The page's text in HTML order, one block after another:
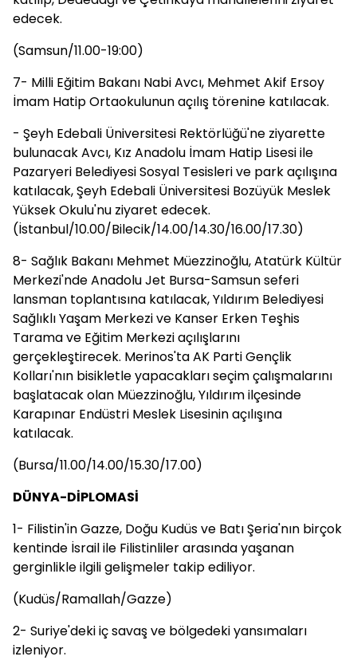
edecek.
(Samsun/11.00-19:00)
7- Milli Eğitim Bakanı Nabi Avcı, Mehmet Akif Ersoy
İmam Hatip Ortaokulunun açılış törenine katılacak.
- Şeyh Edebali Üniversitesi Rektörlüğü'ne ziyarette
bulunacak Avcı, Kız Anadolu İmam Hatip Lisesi ile
Pazaryeri Belediyesi Sosyal Tesisleri ve park açılışına
katılacak, Şeyh Edebali Üniversitesi Bozüyük Meslek
Yüksek Okulu'nu ziyaret edecek.
(İstanbul/10.00/Bilecik/14.00/14.30/16.00/17.30)
8- Sağlık Bakanı Mehmet Müezzinoğlu, Atatürk Kültür
Merkezi'nde Anadolu Jet Bursa-Samsun seferi
lansman toplantısına katılacak, Yıldırım Belediyesi
Sağlıklı Yaşam Merkezi ve Kanser Erken Teşhis
Tarama ve Eğitim Merkezi açılışlarını
gerçekleştirecek. Merinos'ta AK Parti Gençlik
Kolları'nın bisikletle yapacakları seçim çalışmalarını
başlatacak olan Müezzinoğlu, Yıldırım ilçesinde
Karapınar Endüstri Meslek Lisesinin açılışına
katılacak.
(Bursa/11.00/14.00/15.30/17.00)
DÜNYA-DİPLOMASİ
1- Filistin'in Gazze, Doğu Kudüs ve Batı Şeria'nın birçok
kentinde İsrail ile Filistinliler arasında yaşanan
gerginlikle ilgili gelişmeler takip ediliyor.
(Kudüs/Ramallah/Gazze)
2- Suriye'deki iç savaş ve bölgedeki yansımaları
izleniyor.